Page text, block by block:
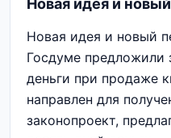
Новая идея и
Новая идея и новый
Госдуме предложили
деньги при продаже
направлен для
законопроект,